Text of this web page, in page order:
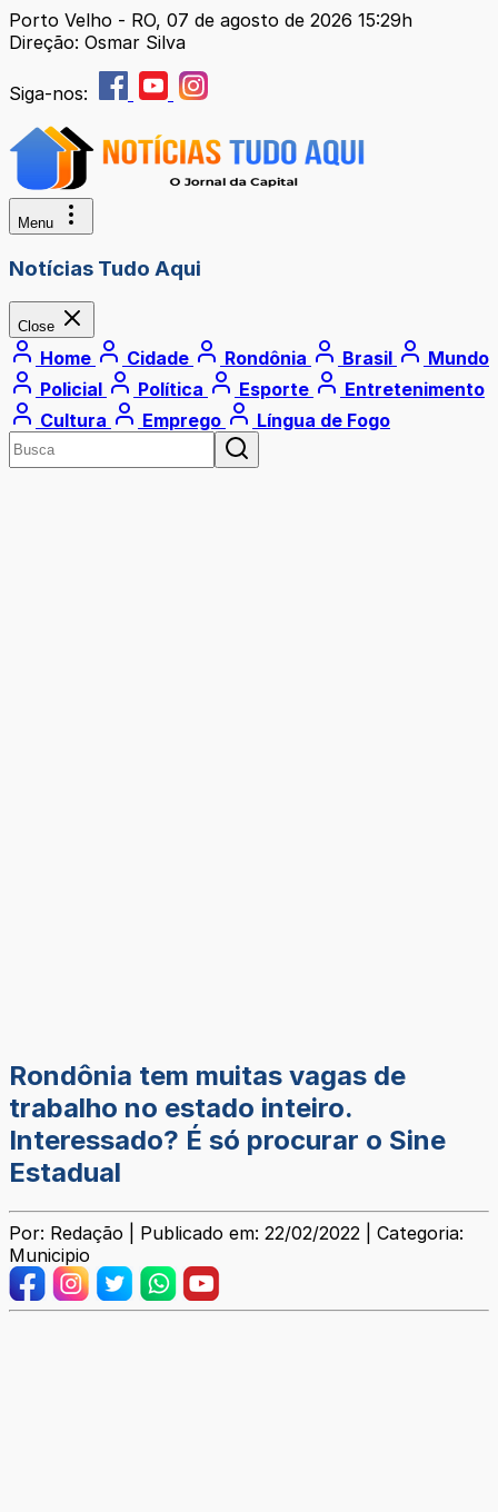
Porto Velho - RO, 07 de agosto de 2026 15:29h
Direção: Osmar Silva
Siga-nos:
Menu
Notícias Tudo Aqui
Close
Home Cidade Rondônia Brasil
Mundo
Policial
Política Esporte
Entretenimento
Cultura
Emprego Língua de Fogo
Rondônia tem muitas vagas de
trabalho no estado inteiro.
Interessado? É só procurar o Sine
Estadual
Por: Redação | Publicado em: 22/02/2022 | Categoria:
Municipio